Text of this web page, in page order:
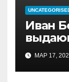
Иван
МАР 17,